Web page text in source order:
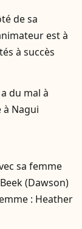
de sa
est à
à succès
du mal à
Nagui
sa femme
(Dawson)
: Heather